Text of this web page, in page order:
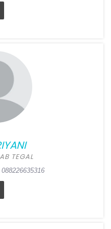
Perum Citra Kebun
Blok D16 No 3-34,
Majalaya,
– 083890708149
TEGAL